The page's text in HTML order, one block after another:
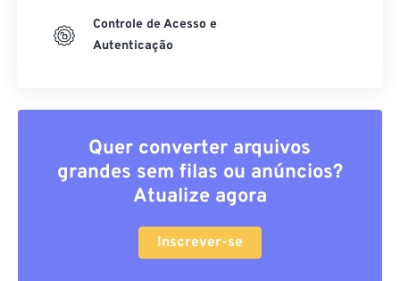
Controle de Acesso e
Autenticação
Quer converter arquivos
grandes sem filas ou anúncios?
Atualize agora
Inscrever-se